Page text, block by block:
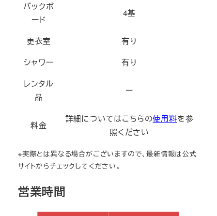
バックボ
ード
4基
更衣室
有り
シャワー
有り
レンタル
品
ー
料金
詳細についてはこちらの使用料を参
照ください
※実際とは異なる場合がございますので、最新情報は公式
サイトからチェックしてください。
営業時間